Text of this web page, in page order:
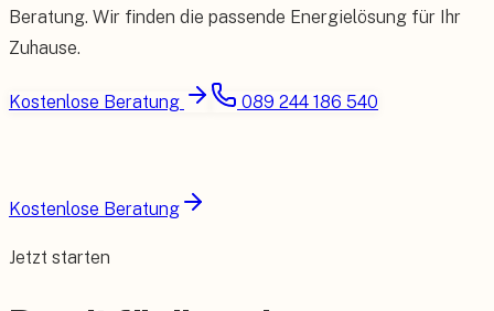
Beratung. Wir finden die passende Energielösung für Ihr
Zuhause.
Kostenlose Beratung 089 244 186 540
Kostenlose Beratung
Jetzt starten